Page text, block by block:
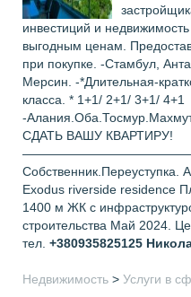
инвестиций и
выгодным ценам.
при покупке. -Стамбул,
Мерсин. -*Длительная-
класса. * 1+1/ 2+1/ 3+1/ 4+1
-
СДАТЬ ВАШУ КВАРТИРУ!
Exodus riverside residence
1400 м ЖК с
строительства Май 2024.
тел. +380935825125
Недвижимость > Услуги в